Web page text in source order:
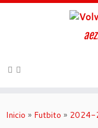
Inicio » Futbito » 2024-